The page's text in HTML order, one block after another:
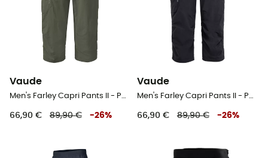
Vaude
Men's Farley Capri Pants II - Pantacourt homme
66,90 € 89,90 € -26%
Vaude
Men's Farley Capri Pants II - Pantacourt homme
66,90 € 89,90 € -26%